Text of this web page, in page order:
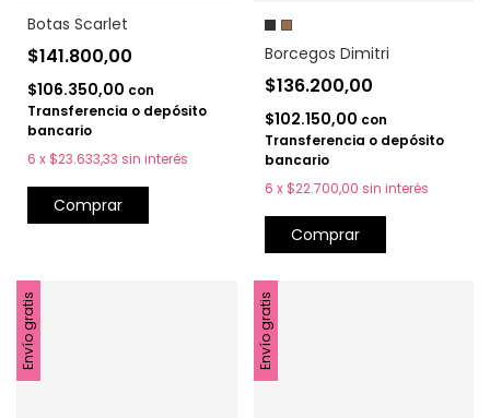
Botas Scarlet
$141.800,00
$106.350,00 con
Transferencia o depósito
bancario
6 x $23.633,33 sin interés
Comprar
Borcegos Dimitri
$136.200,00
$102.150,00 con
Transferencia o depósito
bancario
6 x $22.700,00 sin interés
Comprar
Envío gratis Envío gratis